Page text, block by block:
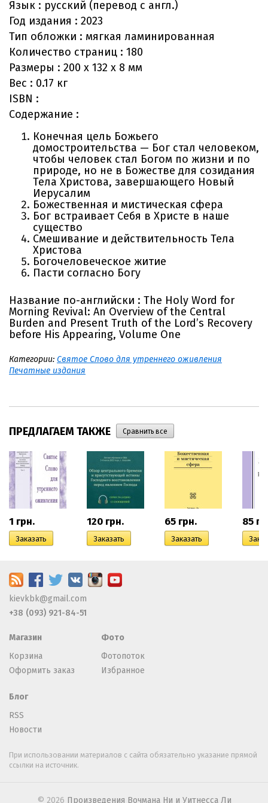
Язык : русский (перевод с англ.)
Год издания : 2023
Тип обложки : мягкая ламинированная
Количество страниц : 180
Размеры : 200 х 132 х 8 мм
Вес : 0.17 кг
ISBN :
Содержание :
Конечная цель Божьего
домостроительства — Бог стал человеком,
чтобы человек стал Богом по жизни и по
природе, но не в Божестве для созидания
Тела Христова, завершающего Новый
Иерусалим
Божественная и мистическая сфера
Бог встраивает Себя в Христе в наше
существо
Смешивание и действительность Тела
Христова
Богочеловеческое житие
Пасти согласно Богу
Название по-английски : The Holy Word for
Morning Revival: An Overview of the Central
Burden and Present Truth of the Lord’s Recovery
before His Appearing, Volume One
Категории: Святое Слово для утреннего оживления
Печатные издания
ПРЕДЛАГАЕМ ТАКЖЕ
1 грн. 120 грн. 65 грн. 85
kievkbk@gmail.com
+38 (093) 921-84-51
Магазин
Корзина
Оформить заказ
Фото
Фотопоток
Избранное
Блог
RSS
Новости
При использовании материалов с сайта обязательно указание прямой
ссылки на источник.
© 2026 Произведения Вочмана Ни и Уитнесса Ли